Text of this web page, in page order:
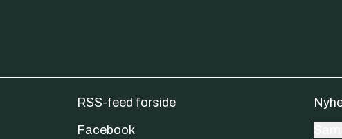
RSS-feed forside
Facebook